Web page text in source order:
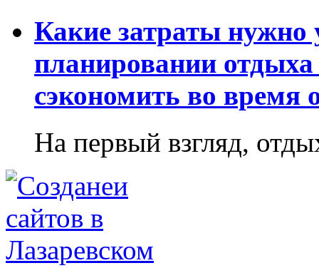
Какие затраты нужно
планировании
сэкономить во время
На первый взгляд,